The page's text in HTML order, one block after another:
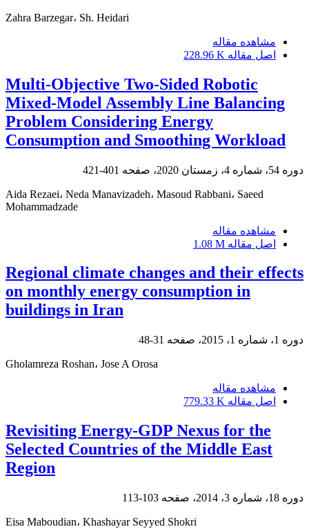
Zahra Barzegar، Sh. Heidari
مشاهده مقاله
اصل مقاله 228.96 K
Multi-Objective Two-Sided Robotic
Mixed-Model Assembly Line Balancing
Problem Considering Energy
Consumption and Smoothing Workload
دوره 54، شماره 4، زمستان 2020، صفحه 401-421
Aida Rezaei، Neda Manavizadeh، Masoud Rabbani، Saeed
Mohammadzade
مشاهده مقاله
اصل مقاله 1.08 M
Regional climate changes and their effects
on monthly energy consumption in
buildings in Iran
دوره 1، شماره 1، 2015، صفحه 31-48
Gholamreza Roshan، Jose A Orosa
مشاهده مقاله
اصل مقاله 779.33 K
Revisiting Energy-GDP Nexus for the
Selected Countries of the Middle East
Region
دوره 18، شماره 3، 2014، صفحه 103-113
Eisa Maboudian، Khashayar Seyyed Shokri